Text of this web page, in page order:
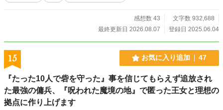
感想数 43
文字数 932,688
最終更新日 2026.08.07
登録日 2025.06.04
15 お気に入り追加 47
『たった10人で砦を守った』事を信じてもらえず追放され
た最強の傭兵、『呪われた魔境の地』で匿った王女と理想の
拠点に作り上げます